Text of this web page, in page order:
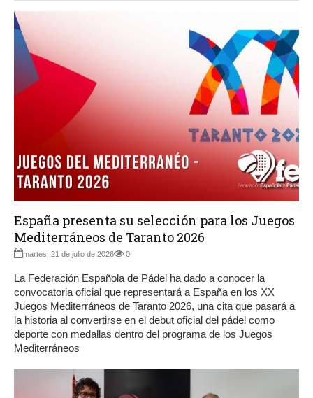
España presenta su selección para los Juegos
Mediterráneos de Taranto 2026
martes, 21 de julio de 2026 0
La Federación Española de Pádel ha dado a conocer la
convocatoria oficial que representará a España en los XX
Juegos Mediterráneos de Taranto 2026, una cita que pasará a
la historia al convertirse en el debut oficial del pádel como
deporte con medallas dentro del programa de los Juegos
Mediterráneos